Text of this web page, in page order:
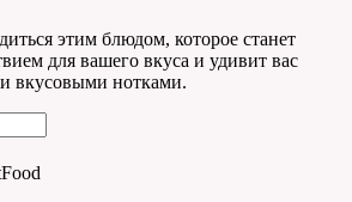
этим блюдом, которое станет
для вашего вкуса и удивит вас
вкусовыми нотками.